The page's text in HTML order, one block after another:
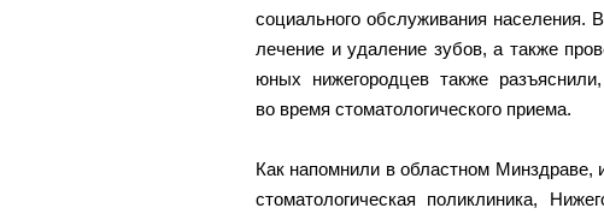
социального обслуживания населения.
лечение и удаление зубов, а также
юных нижегородцев также
во время стоматологического приема.
Как напомнили в областном Минздраве,
стоматологическая поликлиника,